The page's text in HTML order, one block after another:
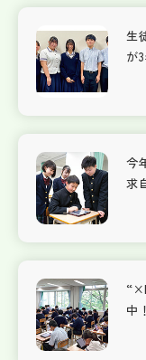
生
が
今
求
中！